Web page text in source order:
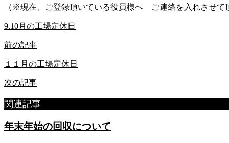
（※現在、ご登録頂いている役員様へ ご連絡を入れさせて
9.10月の工場定休日
前の記事
１１月の工場定休日
次の記事
関連記事
年末年始の回収について